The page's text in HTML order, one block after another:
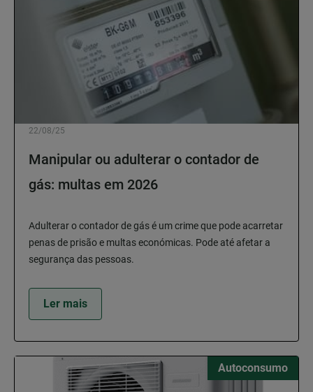
22/08/25
Manipular ou adulterar o contador de
gás: multas em 2026
Adulterar o contador de gás é um crime que pode acarretar
penas de prisão e multas económicas. Pode até afetar a
segurança das pessoas.
Ler mais
Autoconsumo